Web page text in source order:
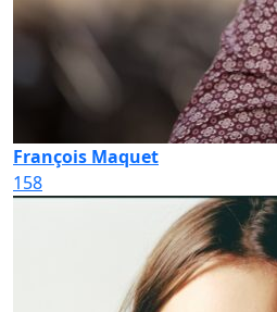
François Maquet
158